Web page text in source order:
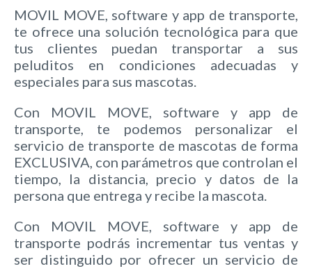
MOVIL MOVE, software y app de transporte,
te ofrece una solución tecnológica para que
tus clientes puedan transportar a sus
peluditos en condiciones adecuadas y
especiales para sus mascotas.
Con MOVIL MOVE, software y app de
transporte, te podemos personalizar el
servicio de transporte de mascotas de forma
EXCLUSIVA, con parámetros que controlan el
tiempo, la distancia, precio y datos de la
persona que entrega y recibe la mascota.
Con MOVIL MOVE, software y app de
transporte podrás incrementar tus ventas y
ser distinguido por ofrecer un servicio de